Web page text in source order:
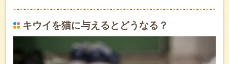
キウイを猫に与えるとどうなる？